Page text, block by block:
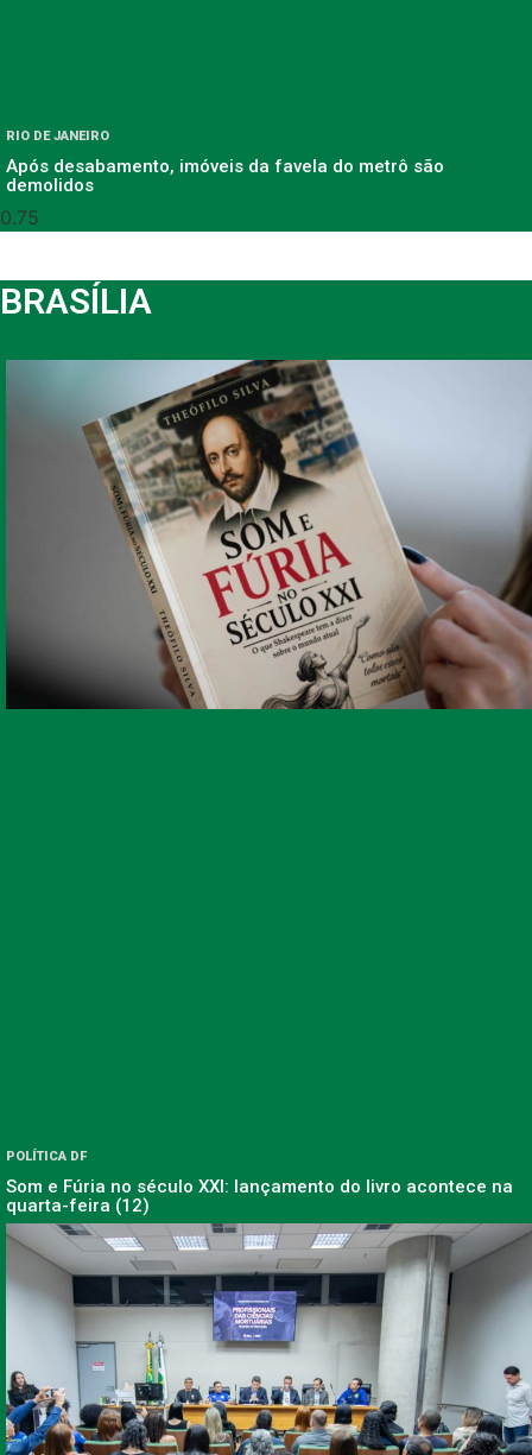
RIO DE JANEIRO
Após desabamento, imóveis da favela do metrô são
demolidos
BRASÍLIA
POLÍTICA DF
Som e Fúria no século XXI: lançamento do livro acontece na
quarta-feira (12)